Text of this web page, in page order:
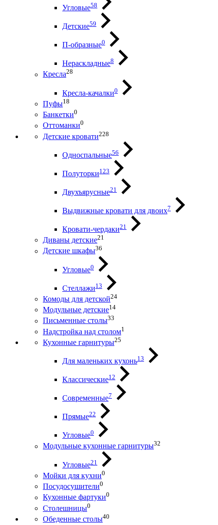
Угловые58
Детские59
П-образные0
Нераскладные8
Кресла28
Кресла-качалки0
Пуфы18
Банкетки0
Оттоманки0
Детские кровати228
Односпальные56
Полуторки123
Двухъярусные21
Выдвижные кровати для двоих7
Кровати-чердаки21
Диваны детские21
Детские шкафы36
Угловые0
Стеллажи13
Комоды для детской24
Модульные детские14
Письменные столы33
Надстройка над столом1
Кухонные гарнитуры25
Для маленьких кухонь13
Классические12
Современные7
Прямые22
Угловые0
Модульные кухонные гарнитуры32
Угловые21
Мойки для кухни0
Посудосушители0
Кухонные фартуки0
Столешницы0
Обеденные столы40